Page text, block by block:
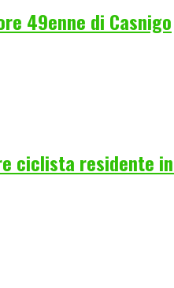
49enne di Casnigo
ciclista residente